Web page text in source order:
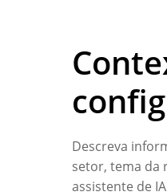
Descreva
setor, tema da
assistente de